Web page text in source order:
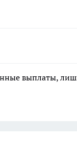
выплаты,